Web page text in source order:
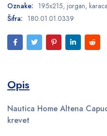
Oznake: 195x215, jorgan, karaca
Šifra: 180.01.01.0339
Opis
Nautica Home Altena
krevet